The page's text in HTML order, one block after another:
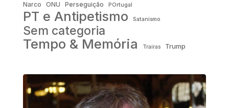
Narco ONU Perseguição POrtugal
PT e Antipetismo Satanismo
Sem categoria
Tempo & Memória Traíras Trump